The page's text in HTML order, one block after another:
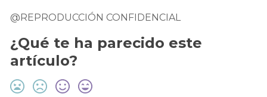
@REPRODUCCIÓN CONFIDENCIAL
¿Qué te ha parecido este
artículo?